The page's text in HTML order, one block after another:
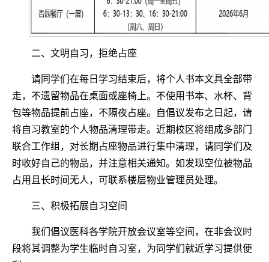
二、文明自习，拒绝占座
请同学们在每日学习结束后，将个人书本文具全部带
走，不遗留物品在桌面或座椅上。不使用书本、水杯、背
包等物品提前占座，不隔夜占座。自倡议发布之日起，请
将自习教室的个人物品清理带走。近期校区将组成多部门
联合工作组，对长期占座物品进行集中清理，请同学们及
时收好自己的物品，并注意相关通知。如发现空位被物品
占用且长时间无人，可联系楼层物业管理员处理。
三、积极拓展自习空间
我们倡议医科各学院开放会议室等空间，在非会议时
段将其调整为学生临时自习室，为同学们就近学习提供便